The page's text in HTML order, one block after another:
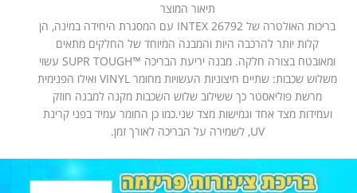
תיאור המוצר
בריכות האולטרה של INTEX 26792 עם המסגרת היחידה במינה, הן
קלות יותר להרכבה היות והמבנה המיוחד של החלקים מתאים
ומאובטח בצורה חלקה. מבנה יריעת הבריכה ™SUPR TOUGH עשוי
משלוש שכבות: שתיים חיצוניות העשויות מחומר VINYL ואילו הפנימית
מרשת פוליאסטר כך ששילוב שלוש השכבות מקנה למבנה חוזק
ועמידות מצד אחד וגמישות מצד שני.כמו כן החומר עמיד בפני קרינת
UV, לשמירה על הבריכה לאורך זמן.